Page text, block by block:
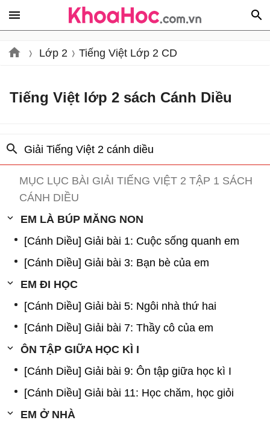
Lớp 2 Tiếng Việt Lớp 2 CD
Tiếng Việt lớp 2 sách Cánh Diều
Giải Tiếng Việt 2 cánh diều
MỤC LỤC BÀI GIẢI TIẾNG VIỆT 2 TẬP 1 SÁCH
CÁNH DIỀU
EM LÀ BÚP MĂNG NON
[Cánh Diều] Giải bài 1: Cuộc sống quanh em
[Cánh Diều] Giải bài 3: Bạn bè của em
EM ĐI HỌC
[Cánh Diều] Giải bài 5: Ngôi nhà thứ hai
[Cánh Diều] Giải bài 7: Thầy cô của em
ÔN TẬP GIỮA HỌC KÌ I
[Cánh Diều] Giải bài 9: Ôn tập giữa học kì I
[Cánh Diều] Giải bài 11: Học chăm, học giỏi
EM Ở NHÀ